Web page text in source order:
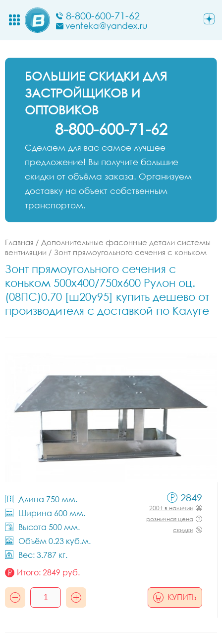
8-800-600-71-62
venteka@yandex.ru
БОЛЬШИЕ СКИДКИ ДЛЯ
ЗАСТРОЙЩИКОВ И
ОПТОВИКОВ
8-800-600-71-62
Сделаем для вас самое лучшее
предложение! Вы получите большие
скидки от объёма заказа. Организуем
доставку на объект собственным
транспортом.
Главная / Дополнительные фасонные детали системы
вентиляции / Зонт прямоугольного сечения с коньком
Зонт прямоугольного сечения с
коньком 500x400/750x600 Рулон оц.
(08ПС)0.70 [ш20у95] купить дешево от
производителя с доставкой по Калуге
Длина 750 мм.
Ширина 600 мм.
Высота 500 мм.
Объём 0.23 куб.м.
Вес: 3.787 кг.
2849
200+ в наличии
розничная цена
скидки
Итого: 2849 руб.
КУПИТЬ